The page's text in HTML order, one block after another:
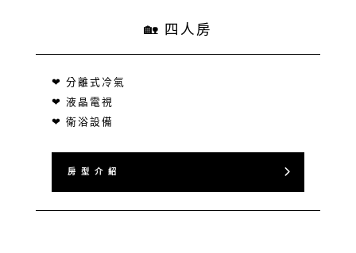
🏡 四人房
❤ 分離式冷氣
❤ 液晶電視
❤ 衛浴設備
房 型 介 紹